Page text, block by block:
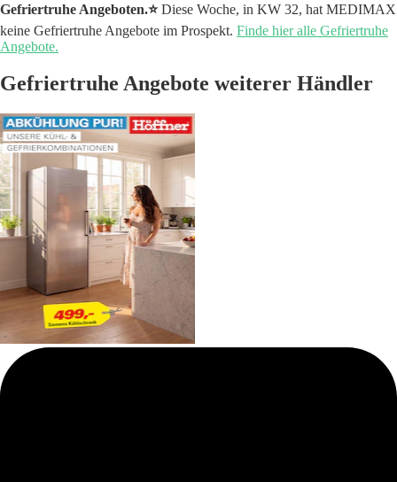
Gefriertruhe Angeboten.⭐️Diese Woche, in KW 32, hat MEDIMAX
keine Gefriertruhe Angebote im Prospekt. Finde hier alle Gefriertruhe
Angebote.
Gefriertruhe Angebote weiterer Händler